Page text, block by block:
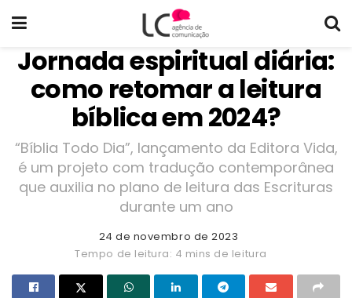
Jornada espiritual diária:
como retomar a leitura
bíblica em 2024?
“Bíblia Todo Dia”, lançamento da Editora Vida,
é um projeto com tradução contemporânea
que auxilia no plano de leitura das Escrituras
durante um ano
24 de novembro de 2023
Tempo de leitura: 4 mins de leitura